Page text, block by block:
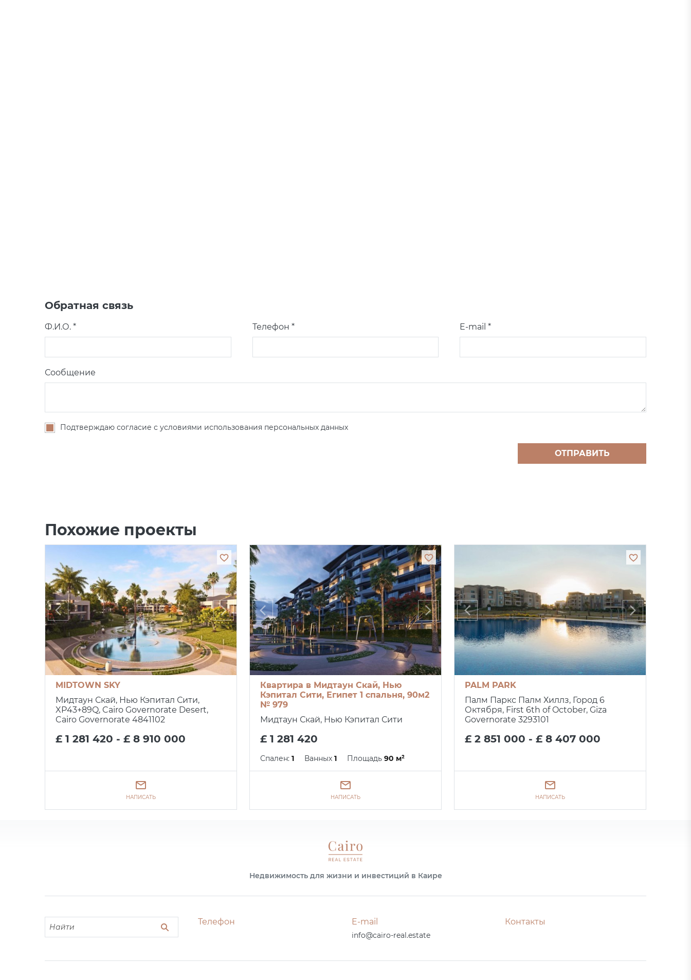
Обратная связь
Ф.И.О. * Телефон * E-mail *
Сообщение
Подтверждаю согласие с условиями использования персональных данных
ОТПРАВИТЬ
Похожие проекты
MIDTOWN SKY
Мидтаун Скай, Нью Кэпитал Сити,
XP43+89Q, Cairo Governorate Desert,
Cairo Governorate 4841102
£ 1 281 420 - £ 8 910 000
НАПИСАТЬ
Квартира в Мидтаун Скай, Нью
Кэпитал Сити, Египет 1 спальня, 90м2
№ 979
Мидтаун Скай, Нью Кэпитал Сити
£ 1 281 420
Спален: 1 Ванных 1 Площадь 90 м²
НАПИСАТЬ
PALM PARK
Палм Паркс Палм Хиллз, Город 6
Октября, First 6th of October, Giza
Governorate 3293101
£ 2 851 000 - £ 8 407 000
НАПИСАТЬ
Недвижимость для жизни и инвестиций в Каире
Телефон E-mail
info@cairo-real.estate
Контакты